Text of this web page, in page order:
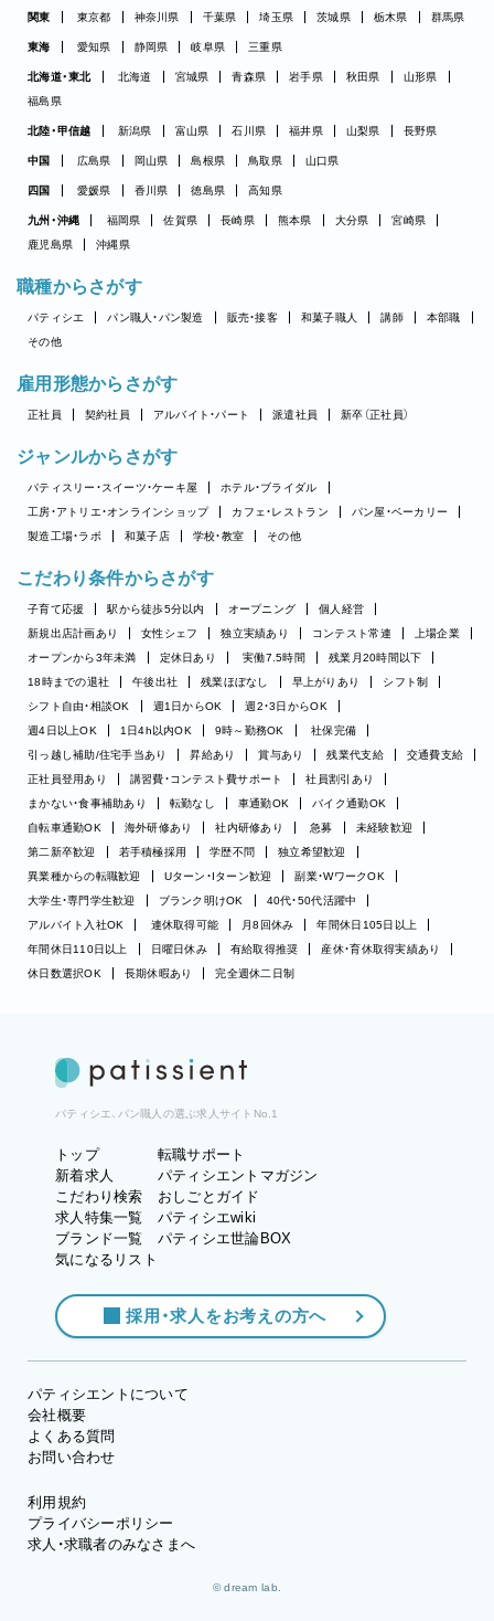
関東 東京都 神奈川県 千葉県 埼玉県 茨城県 栃木県 群馬県
東海 愛知県 静岡県 岐阜県 三重県
北海道・東北 北海道 宮城県 青森県 岩手県 秋田県
山形県
福島県
北陸・甲信越 新潟県 富山県 石川県 福井県 山梨県 長野県
中国 広島県 岡山県 島根県 鳥取県 山口県
四国 愛媛県 香川県 徳島県 高知県
九州・沖縄 福岡県 佐賀県 長崎県 熊本県 大分県
宮崎県
鹿児島県
沖縄県
職種からさがす
パティシエ パン職人・パン製造 販売・接客 和菓子職人 講師
本部職
その他
雇用形態からさがす
正社員 契約社員 アルバイト・パート 派遣社員 新卒（正社員）
ジャンルからさがす
パティスリー・スイーツ・ケーキ屋
ホテル・ブライダル
工房・アトリエ・オンラインショップ
カフェ・レストラン
パン屋・ベーカリー
製造工場・ラボ
和菓子店 学校・教室 その他
こだわり条件からさがす
子育て応援 駅から徒歩5分以内 オープニング
個人経営
新規出店計画あり
女性シェフ 独立実績あり コンテスト常連
上場企業
オープンから3年未満
定休日あり 実働7.5時間
残業月20時間以下
18時までの退社
午後出社 残業ほぼなし 早上がりあり
シフト制
シフト自由・相談OK
週1日からOK
週2・3日からOK
週4日以上OK
1日4h以内OK 9時～勤務OK
社保完備
引っ越し補助/住宅手当あり
昇給あり 賞与あり 残業代支給
交通費支給
正社員登用あり
講習費・コンテスト費サポート
社員割引あり
まかない・食事補助あり
転勤なし 車通勤OK
バイク通勤OK
自転車通勤OK
海外研修あり 社内研修あり 急募
未経験歓迎
第二新卒歓迎
若手積極採用 学歴不問
独立希望歓迎
異業種からの転職歓迎
Uターン・Iターン歓迎
副業・WワークOK
大学生・専門学生歓迎
ブランク明けOK
40代・50代活躍中
アルバイト入社OK
連休取得可能 月8回休み
年間休日105日以上
年間休日110日以上
日曜日休み 有給取得推奨
産休・育休取得実績あり
休日数選択OK
長期休暇あり 完全週休二日制
パティシエ、パン職人の選ぶ求人サイトNo.1
トップ
新着求人
こだわり検索
求人特集一覧
ブランド一覧
気になるリスト
転職サポート
パティシエントマガジン
おしごとガイド
パティシエwiki
パティシエ世論BOX
採用・求人をお考えの方へ
パティシエントについて
会社概要
よくある質問
お問い合わせ
利用規約
プライバシーポリシー
求人・求職者のみなさまへ
© dream lab.